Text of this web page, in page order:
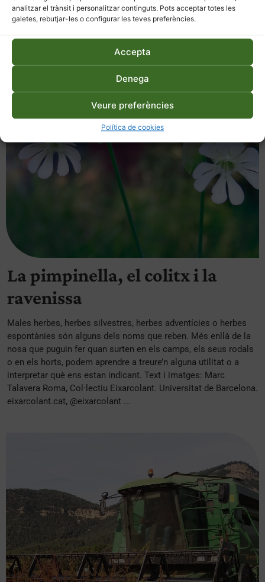
analitzar el trànsit i personalitzar continguts. Pots acceptar totes les
galetes, rebutjar-les o configurar les teves preferències.
Accepta
Denega
Veure preferències
Política de cookies
La pimpinella, el colitx i la
ravenissa
Males herbes, herbes silvestres, herbes adventícies o herbes
espontànies són alguns dels noms que reben. Més enllà de la
nosa que puguin fer quan surten en els camps, els seus rodals
o en els horts, podem aprendre a treure’n alguna utilitat o a
interpretar què ens estan indicant. Text i imatges: Marc
Talavera Roma, Col·lectiu Eixarcolant. Universitat de Barcelona.
eixarcolant.cat, @eixarcolant ...